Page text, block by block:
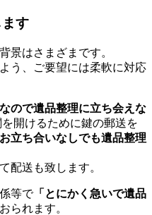
す
景はさまざまです。
う、ご要望には柔軟に対応
なので遺品整理に立ち会えな
開けるために鍵の郵送を
お立ち合いなしでも遺品整理
配送も致します。
等で「とにかく急いで遺品
られます。